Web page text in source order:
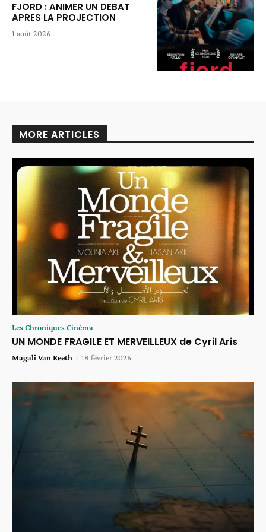
FJORD : ANIMER UN DEBAT
APRES LA PROJECTION
1 août 2026
MORE ARTICLES
Les Chroniques Cinéma
UN MONDE FRAGILE ET MERVEILLEUX de Cyril Aris
Magali Van Reeth - 18 février 2026